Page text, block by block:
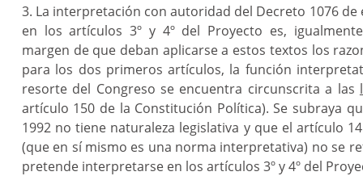
3. La interpretación con autoridad del Decreto 1076 de
en los artículos 3º y 4º del Proyecto es,
margen de que deban aplicarse a estos textos los
para los dos primeros artículos, la función
resorte del Congreso se encuentra circunscrita a las
artículo 150 de la Constitución Política). Se subraya
1992 no tiene naturaleza legislativa y que el artículo
(que en sí mismo es una norma interpretativa) no se
pretende interpretarse en los artículos 3º y 4º del